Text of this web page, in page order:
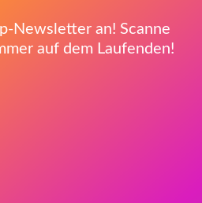
Newsletter an! Scanne
auf dem Laufenden!